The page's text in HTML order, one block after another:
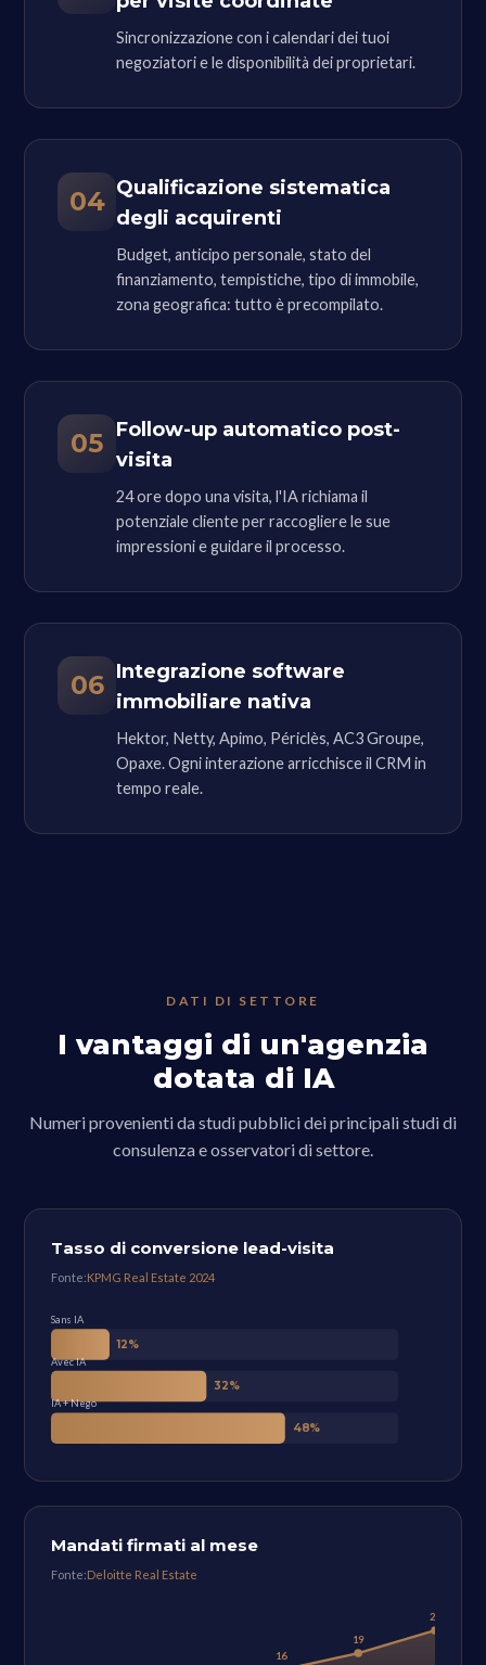
Sincronizzazione con i calendari dei tuoi
negoziatori e le disponibilità dei proprietari.
04 Qualificazione sistematica
degli acquirenti
Budget, anticipo personale, stato del
finanziamento, tempistiche, tipo di immobile,
zona geografica: tutto è precompilato.
05 Follow-up automatico post-
visita
24 ore dopo una visita, l'IA richiama il
potenziale cliente per raccogliere le sue
impressioni e guidare il processo.
06 Integrazione software
immobiliare nativa
Hektor, Netty, Apimo, Périclès, AC3 Groupe,
Opaxe. Ogni interazione arricchisce il CRM in
tempo reale.
DATI DI SETTORE
I vantaggi di un'agenzia
dotata di IA
Numeri provenienti da studi pubblici dei principali studi di
consulenza e osservatori di settore.
Tasso di conversione lead-visita
Fonte:KPMG Real Estate 2024
Sans IA
12%
Avec IA
32%
IA + Nego
48%
Mandati firmati al mese
Fonte:Deloitte Real Estate
16
19
23